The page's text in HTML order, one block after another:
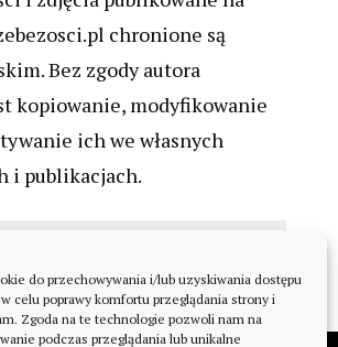
do przechowywania i/lub uzyskiwania dostępu
celu poprawy komfortu przeglądania strony i
Zgoda na te technologie pozwoli nam na
podczas przeglądania lub unikalne
chronione są
Bez zgody autora
kopiowanie, modyfikowanie
ich we własnych
i publikacjach.